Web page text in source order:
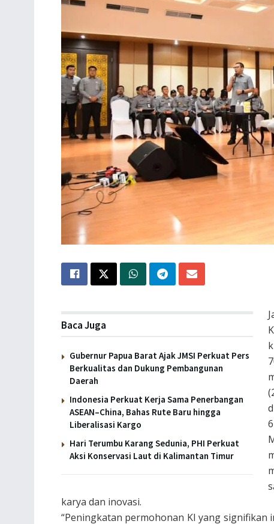
Baca Juga
Gubernur Papua Barat Ajak JMSI Perkuat Pers
Berkualitas dan Dukung Pembangunan
Daerah
Indonesia Perkuat Kerja Sama Penerbangan
ASEAN–China, Bahas Rute Baru hingga
Liberalisasi Kargo
Hari Terumbu Karang Sedunia, PHI Perkuat
Aksi Konservasi Laut di Kalimantan Timur
karya dan inovasi.
“Peningkatan permohonan KI yang